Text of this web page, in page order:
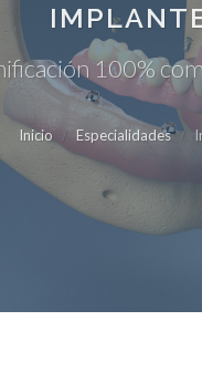
100%
Inicio Especialidades